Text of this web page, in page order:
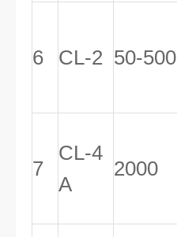
6 CL-2 50-500
7
CL-4
A
2000